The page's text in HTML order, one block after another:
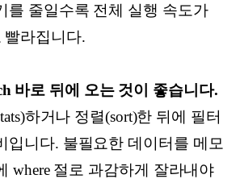
를 줄일수록 전체 실행 속도가
빨라집니다.
바로 뒤에 오는 것이 좋습니다.
하거나 정렬(sort)한 뒤에 필터
입니다. 불필요한 데이터를 메모
where 절로 과감하게 잘라내야